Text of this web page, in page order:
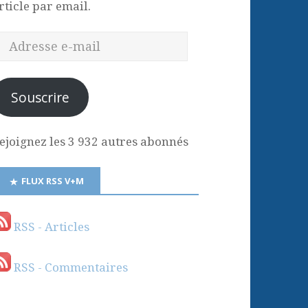
par email.
Souscrire
les 3 932 autres abonnés
FLUX RSS V+M
RSS - Articles
RSS - Commentaires